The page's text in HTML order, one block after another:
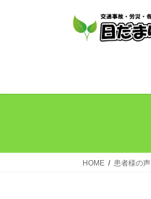
ス
ン
HOME 患者様の声